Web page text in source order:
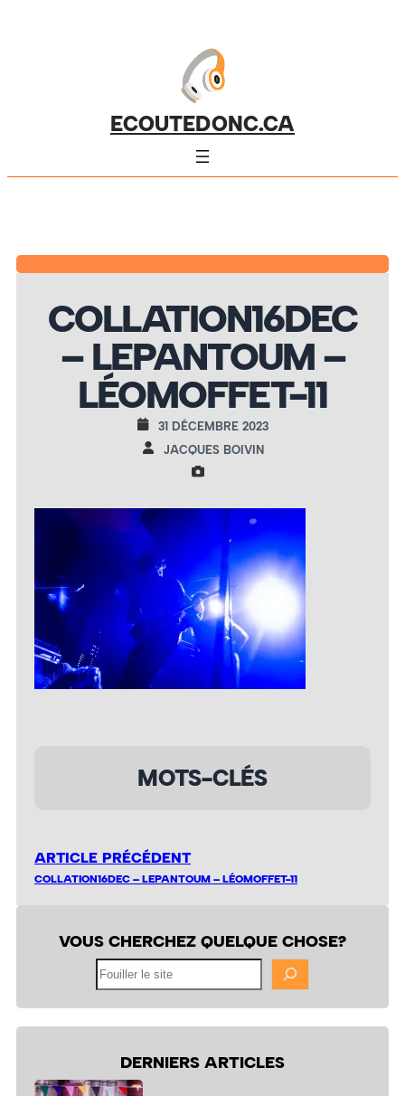
ECOUTEDONC.CA
COLLATION16DEC
– LEPANTOUM –
LÉOMOFFET-11
31 DÉCEMBRE 2023
JACQUES BOIVIN
MOTS-CLÉS
ARTICLE PRÉCÉDENT
COLLATION16DEC – LEPANTOUM – LÉOMOFFET-11
VOUS CHERCHEZ QUELQUE CHOSE?
DERNIERS ARTICLES